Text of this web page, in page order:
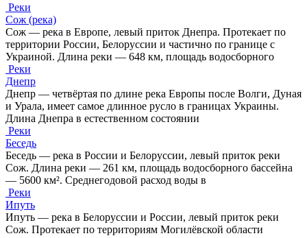
Реки
Сож (река)
Сож — река в Европе, левый приток Днепра. Протекает по
территории России, Белоруссии и частично по границе с
Украиной. Длина реки — 648 км, площадь водосборного
Реки
Днепр
Днепр — четвёртая по длине река Европы после Волги, Дуная
и Урала, имеет самое длинное русло в границах Украины.
Длина Днепра в естественном состоянии
Реки
Беседь
Беседь — река в России и Белоруссии, левый приток реки
Сож. Длина реки — 261 км, площадь водосборного бассейна
— 5600 км². Среднегодовой расход воды в
Реки
Ипуть
Ипуть — река в Белоруссии и России, левый приток реки
Сож. Протекает по территориям Могилёвской области